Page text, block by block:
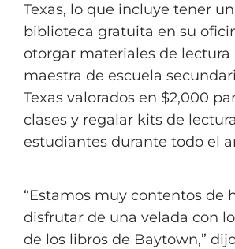
Texas, lo que incluye tener
biblioteca gratuita en su
otorgar materiales de lectura
maestra de escuela
Texas valorados en $2,000
clases y regalar kits de
estudiantes durante todo el
“Estamos muy contentos de
disfrutar de una velada con
de los libros de Baytown,”